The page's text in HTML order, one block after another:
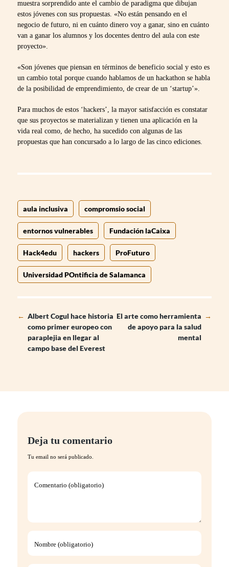
muestra sorprendido ante el cambio de paradigma que dibujan
estos jóvenes con sus propuestas. «No están pensando en el
negocio de futuro, ni en cuánto dinero voy a ganar, sino en cuánto
van a ganar los alumnos y los docentes dentro del aula con este
proyecto».
«Son jóvenes que piensan en términos de beneficio social y esto es
un cambio total porque cuando hablamos de un hackathon se habla
de la posibilidad de emprendimiento, de crear de un ‘startup’».
Para muchos de estos ‘hackers’, la mayor satisfacción es constatar
que sus proyectos se materializan y tienen una aplicación en la
vida real como, de hecho, ha sucedido con algunas de las
propuestas que han concursado a lo largo de las cinco ediciones.
aula inclusiva compromsio social
entornos vulnerables Fundación laCaixa
Hack4edu hackers ProFuturo
Universidad POntificia de Salamanca
← Albert Cogul hace historia
como primer europeo con
paraplejia en llegar al
campo base del Everest
El arte como herramienta
de apoyo para la salud
mental
→
Deja tu comentario
Tu email no será publicado.
Comentario (obligatorio)
Nombre (obligatorio)